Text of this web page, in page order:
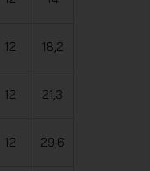
12 18,2
12 21,3
12 29,6